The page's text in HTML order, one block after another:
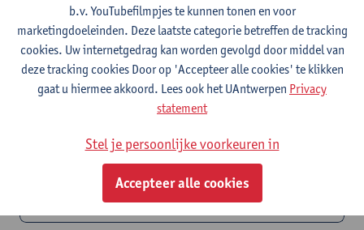
Sterre koos voor een onderzoeksstage bij
het departement Economie
b.v. YouTubefilmpjes te kunnen tonen en voor
marketingdoeleinden. Deze laatste categorie betreffen de tracking
cookies. Uw internetgedrag kan worden gevolgd door middel van
deze tracking cookies Door op 'Accepteer alle cookies' te klikken
gaat u hiermee akkoord. Lees ook het UAntwerpen Privacy
statement
Stel je persoonlijke voorkeuren in
Accepteer alle cookies